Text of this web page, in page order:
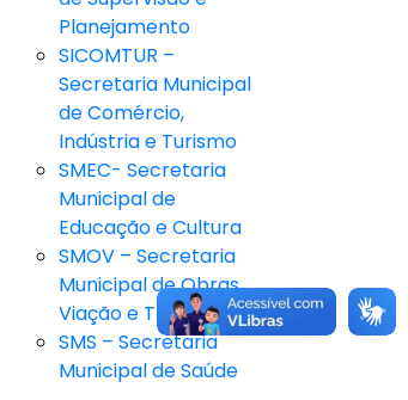
Planejamento
SICOMTUR –
Secretaria Municipal
de Comércio,
Indústria e Turismo
SMEC- Secretaria
Municipal de
Educação e Cultura
SMOV – Secretaria
Municipal de Obras,
Viação e Trânsito
SMS – Secretaria
Municipal de Saúde